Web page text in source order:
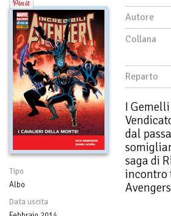
Tipo
Albo
Data uscita
Autore
Collana
Reparto
I
dal
saga di
incontro